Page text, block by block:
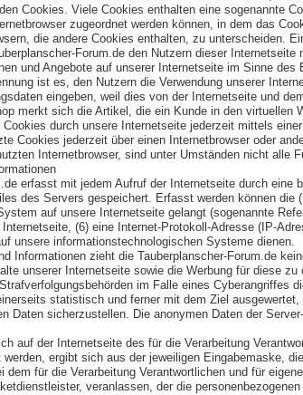
Cookies. Viele Cookies enthalten eine sogenannte
zugeordnet werden können, in dem das
die andere Cookies enthalten, zu unterscheiden.
Forum.de den Nutzern dieser
und Angebote auf unserer Internetseite im Sinne
ist es, den Nutzern die Verwendung unserer
eingeben, weil dies von der Internetseite und
merkt sich die Artikel, die ein Kunde in den virtuellen
durch unsere Internetseite jederzeit mittels
Cookies jederzeit über einen Internetbrowser oder
Internetbrowser, sind unter Umständen nicht alle
erfasst mit jedem Aufruf der Internetseite durch
des Servers gespeichert. Erfasst werden können
auf unsere Internetseite gelangt (sogenannte
(6) eine Internet-Protokoll-Adresse (IP-
unsere informationstechnologischen Systeme dienen.
Informationen zieht die Tauberplanscher-Forum.de
unserer Internetseite sowie die Werbung für diese
im Falle eines
statistisch und ferner mit dem Ziel
Daten sicherzustellen. Die anonymen Daten der
auf der Internetseite des für die Verarbeitung
ergibt sich aus der jeweiligen Eingabemaske,
für die Verarbeitung Verantwortlichen und für
veranlassen, der die